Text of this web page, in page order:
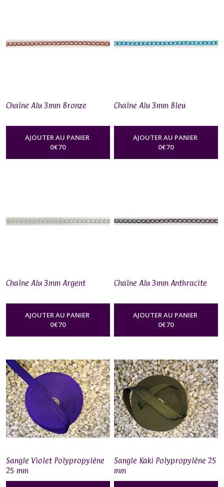
Chaîne Alu 3mm Bronze
AJOUTER AU PANIER
0€70
Chaîne Alu 3mm Bleu
AJOUTER AU PANIER
0€70
Chaîne Alu 3mm Argent
AJOUTER AU PANIER
0€70
Chaîne Alu 3mm Anthracite
AJOUTER AU PANIER
0€70
Sangle Violet Polypropylène
25 mm
Sangle Kaki Polypropylène 25
mm